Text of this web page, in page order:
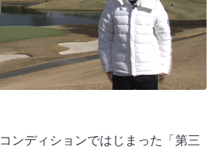
ンディションではじまった「第三